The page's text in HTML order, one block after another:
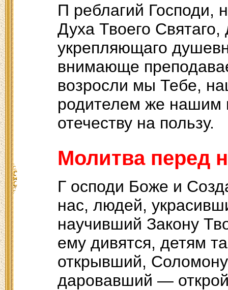
П реблагий Господи,
Духа Твоего
укрепляющаго
внимающе
возросли мы Тебе,
родителем же нашим
отечеству на пользу.
Молитва перед
Г осподи Боже и
нас, людей,
научивший Закону
ему дивятся, детям
открывший,
даровавший —